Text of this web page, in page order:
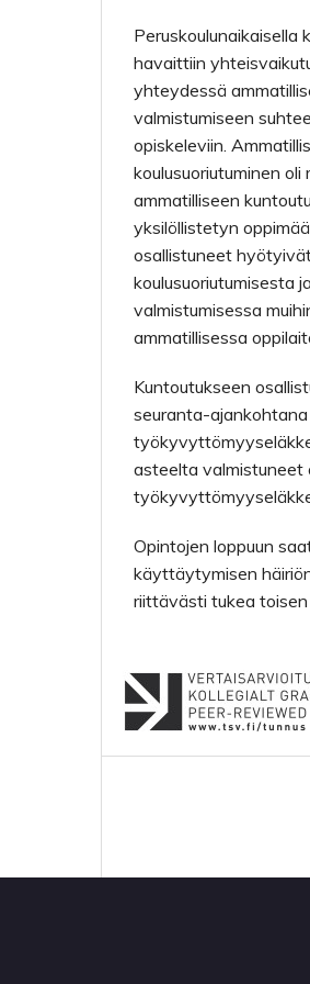
Peruskoulunaikaisella
havaittiin
yhteydessä
valmistumiseen
opiskeleviin.
koulusuoriutuminen
ammatilliseen
yksilöllistetyn
osallistuneet
koulusuoriutumisesta
valmistumisessa
ammatillisessa
Kuntoutukseen
seuranta-
asteelta valmistuneet
Opintojen loppuun
käyttäytymisen
riittävästi tukea